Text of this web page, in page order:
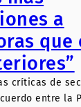
a
que
críticas de
entre la